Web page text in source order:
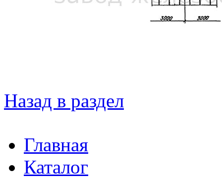
Назад в раздел
Главная
Каталог